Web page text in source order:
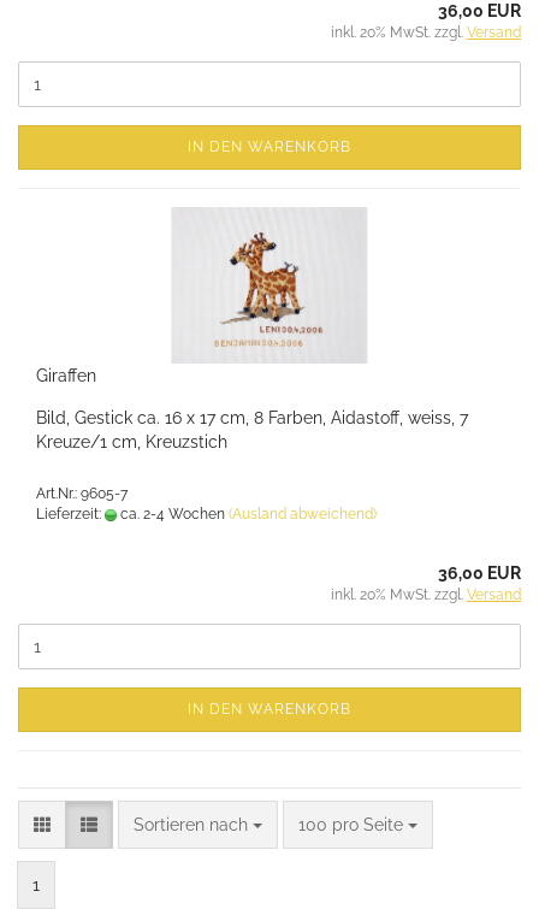
36,00 EUR
inkl. 20% MwSt. zzgl. Versand
IN DEN WARENKORB
Giraffen
Bild, Gestick ca. 16 x 17 cm, 8 Farben, Aidastoff, weiss, 7
Kreuze/1 cm, Kreuzstich
Art.Nr.: 9605-7
Lieferzeit:
ca. 2-4 Wochen (Ausland abweichend)
36,00 EUR
inkl. 20% MwSt. zzgl. Versand
IN DEN WARENKORB
Sortieren nach
Sortieren nach 100 pro Seite
pro Seite
1